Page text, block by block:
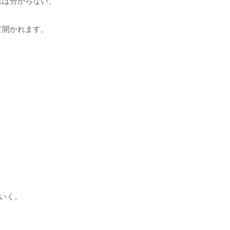
かれます。
く。